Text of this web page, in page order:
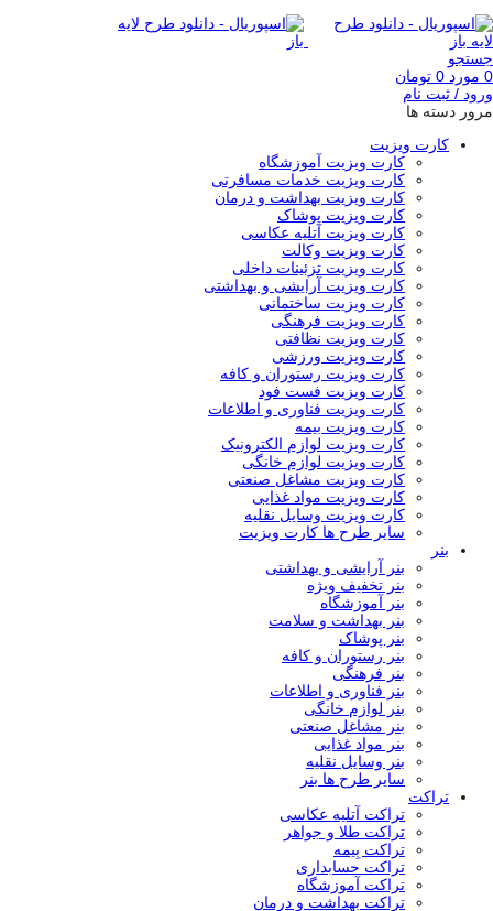
جستجو
0 مورد 0 تومان
ورود / ثبت نام
مرور دسته ها
کارت ویزیت
کارت ویزیت آموزشگاه
کارت ویزیت خدمات مسافرتی
کارت ویزیت بهداشت و درمان
کارت ویزیت پوشاک
کارت ویزیت آتلیه عکاسی
کارت ویزیت وکالت
کارت ویزیت تزئینات داخلی
کارت ویزیت آرایشی و بهداشتی
کارت ویزیت ساختمانی
کارت ویزیت فرهنگی
کارت ویزیت نظافتی
کارت ویزیت ورزشی
کارت ویزیت رستوران و کافه
کارت ویزیت فست فود
کارت ویزیت فناوری و اطلاعات
کارت ویزیت بیمه
کارت ویزیت لوازم الکترونیک
کارت ویزیت لوازم خانگی
کارت ویزیت مشاغل صنعتی
کارت ویزیت مواد غذایی
کارت ویزیت وسایل نقلیه
سایر طرح ها کارت ویزیت
بنر
بنر آرایشی و بهداشتی
بنر تخفیف ویژه
بنر آموزشگاه
بنر بهداشت و سلامت
بنر پوشاک
بنر رستوران و کافه
بنر فرهنگی
بنر فناوری و اطلاعات
بنر لوازم خانگی
بنر مشاغل صنعتی
بنر مواد غذایی
بنر وسایل نقلیه
سایر طرح ها بنر
تراکت
تراکت آتلیه عکاسی
تراکت طلا و جواهر
تراکت بِيمه
تراکت حسابداری
تراکت آموزشگاه
تراکت بهداشت و درمان